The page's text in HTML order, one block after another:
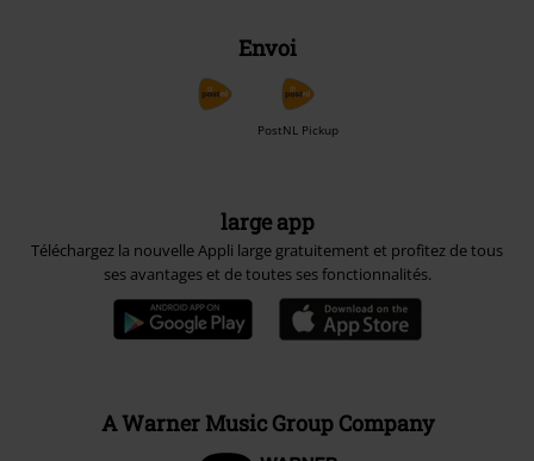
Envoi
PostNL Pickup
large app
Téléchargez la nouvelle Appli large gratuitement et profitez de tous
ses avantages et de toutes ses fonctionnalités.
A Warner Music Group Company